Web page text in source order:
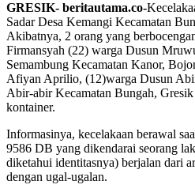
GRESIK- beritautama.co-
Sadar Desa Kemangi Kecamatan
Akibatnya, 2 orang yang
Firmansyah (22) warga Dusun
Semambung Kecamatan Kanor,
Afiyan Aprilio, (12)warga Dusun
Abir-abir Kecamatan Bungah,
kontainer.
Informasinya, kecelakaan berawal
9586 DB yang dikendarai seorang
diketahui identitasnya) berjalan dari
dengan ugal-ugalan.